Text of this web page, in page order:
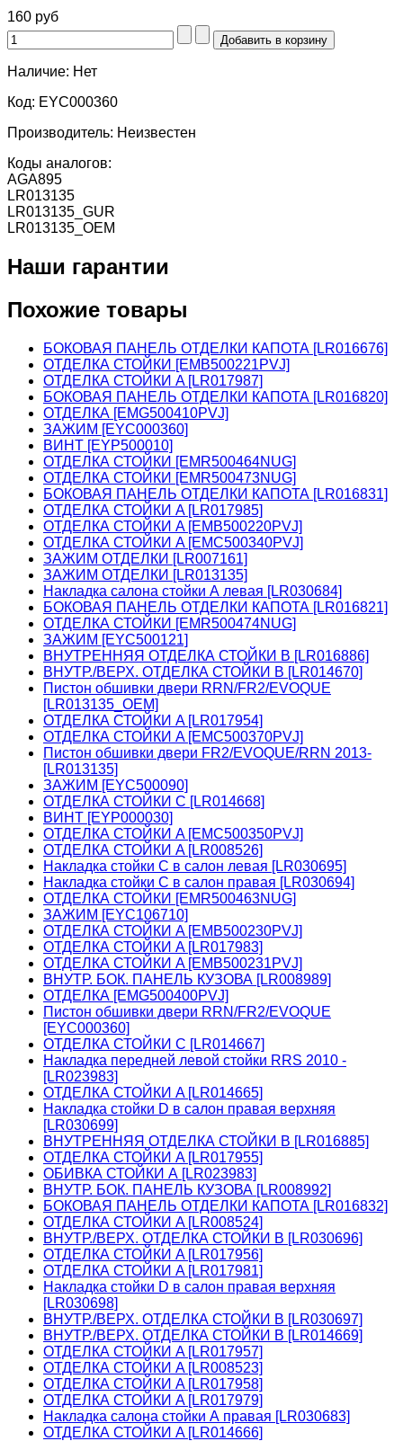
160 руб
Наличие: Нет
Код: EYC000360
Производитель: Неизвестен
Коды аналогов:
AGA895
LR013135
LR013135_GUR
LR013135_OEM
Наши гарантии
Похожие товары
БОКОВАЯ ПАНЕЛЬ ОТДЕЛКИ КАПОТА [LR016676]
ОТДЕЛКА СТОЙКИ [EMB500221PVJ]
ОТДЕЛКА СТОЙКИ A [LR017987]
БОКОВАЯ ПАНЕЛЬ ОТДЕЛКИ КАПОТА [LR016820]
ОТДЕЛКА [EMG500410PVJ]
ЗАЖИМ [EYC000360]
ВИНТ [EYP500010]
ОТДЕЛКА СТОЙКИ [EMR500464NUG]
ОТДЕЛКА СТОЙКИ [EMR500473NUG]
БОКОВАЯ ПАНЕЛЬ ОТДЕЛКИ КАПОТА [LR016831]
ОТДЕЛКА СТОЙКИ A [LR017985]
ОТДЕЛКА СТОЙКИ A [EMB500220PVJ]
ОТДЕЛКА СТОЙКИ A [EMC500340PVJ]
ЗАЖИМ ОТДЕЛКИ [LR007161]
ЗАЖИМ ОТДЕЛКИ [LR013135]
Накладка салона стойки А левая [LR030684]
БОКОВАЯ ПАНЕЛЬ ОТДЕЛКИ КАПОТА [LR016821]
ОТДЕЛКА СТОЙКИ [EMR500474NUG]
ЗАЖИМ [EYC500121]
ВНУТРЕННЯЯ ОТДЕЛКА СТОЙКИ B [LR016886]
ВНУТР./ВЕРХ. ОТДЕЛКА СТОЙКИ B [LR014670]
Пистон обшивки двери RRN/FR2/EVOQUE
[LR013135_OEM]
ОТДЕЛКА СТОЙКИ A [LR017954]
ОТДЕЛКА СТОЙКИ A [EMC500370PVJ]
Пистон обшивки двери FR2/EVOQUE/RRN 2013-
[LR013135]
ЗАЖИМ [EYC500090]
ОТДЕЛКА СТОЙКИ C [LR014668]
ВИНТ [EYP000030]
ОТДЕЛКА СТОЙКИ A [EMC500350PVJ]
ОТДЕЛКА СТОЙКИ A [LR008526]
Накладка стойки C в салон левая [LR030695]
Накладка стойки C в салон правая [LR030694]
ОТДЕЛКА СТОЙКИ [EMR500463NUG]
ЗАЖИМ [EYC106710]
ОТДЕЛКА СТОЙКИ A [EMB500230PVJ]
ОТДЕЛКА СТОЙКИ A [LR017983]
ОТДЕЛКА СТОЙКИ A [EMB500231PVJ]
ВНУТР. БОК. ПАНЕЛЬ КУЗОВА [LR008989]
ОТДЕЛКА [EMG500400PVJ]
Пистон обшивки двери RRN/FR2/EVOQUE
[EYC000360]
ОТДЕЛКА СТОЙКИ C [LR014667]
Накладка передней левой стойки RRS 2010 -
[LR023983]
ОТДЕЛКА СТОЙКИ A [LR014665]
Накладка стойки D в салон правая верхняя
[LR030699]
ВНУТРЕННЯЯ ОТДЕЛКА СТОЙКИ B [LR016885]
ОТДЕЛКА СТОЙКИ A [LR017955]
ОБИВКА СТОЙКИ А [LR023983]
ВНУТР. БОК. ПАНЕЛЬ КУЗОВА [LR008992]
БОКОВАЯ ПАНЕЛЬ ОТДЕЛКИ КАПОТА [LR016832]
ОТДЕЛКА СТОЙКИ A [LR008524]
ВНУТР./ВЕРХ. ОТДЕЛКА СТОЙКИ B [LR030696]
ОТДЕЛКА СТОЙКИ A [LR017956]
ОТДЕЛКА СТОЙКИ A [LR017981]
Накладка стойки D в салон правая верхняя
[LR030698]
ВНУТР./ВЕРХ. ОТДЕЛКА СТОЙКИ B [LR030697]
ВНУТР./ВЕРХ. ОТДЕЛКА СТОЙКИ B [LR014669]
ОТДЕЛКА СТОЙКИ A [LR017957]
ОТДЕЛКА СТОЙКИ A [LR008523]
ОТДЕЛКА СТОЙКИ A [LR017958]
ОТДЕЛКА СТОЙКИ A [LR017979]
Накладка салона стойки А правая [LR030683]
ОТДЕЛКА СТОЙКИ A [LR014666]